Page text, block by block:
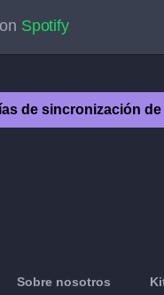
Spotify
de sincronización
Sobre nosotros